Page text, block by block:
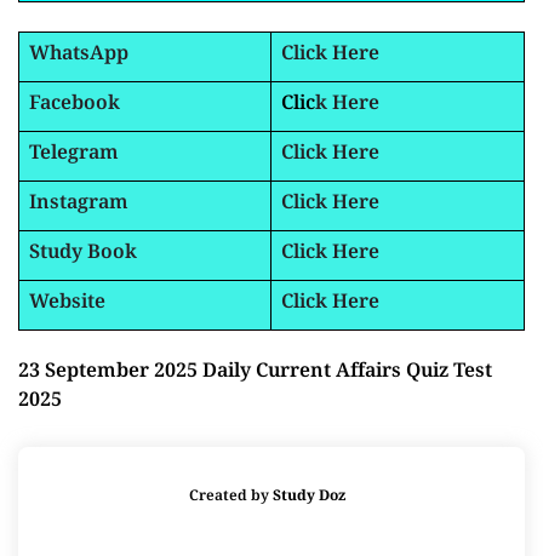
WhatsApp
Click Here
Facebook
Click Here
Telegram
Click Here
Instagram
Click Here
Study Book
Click Here
Website
Click Here
23 September 2025 Daily Current Affairs Quiz Test
2025
Created byStudy Doz